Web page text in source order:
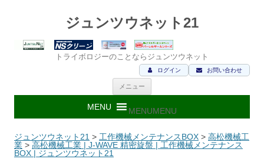
ジュンツウネット21
トライボロジーのことならジュンツウネット
お問い合わせ
ログイン
メニュー
ン
ツ
ス
キ
ッ
MENUMENU
ジュンツウネット21 > 工作機械メンテナンスBOX > 高松機械工
業 > 高松機械工業 | J-WAVE 精密旋盤 | 工作機械メンテナンス
BOX | ジュンツウネット21